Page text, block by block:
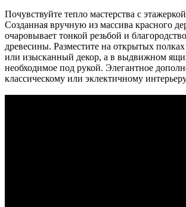
Почувствуйте тепло мастерства с
Созданная вручную из массива красного
очаровывает тонкой резьбой и
древесины. Разместите на открытых
или изысканный декор, а в выдвижном
необходимое под рукой. Элегантное
классическому или эклектичному